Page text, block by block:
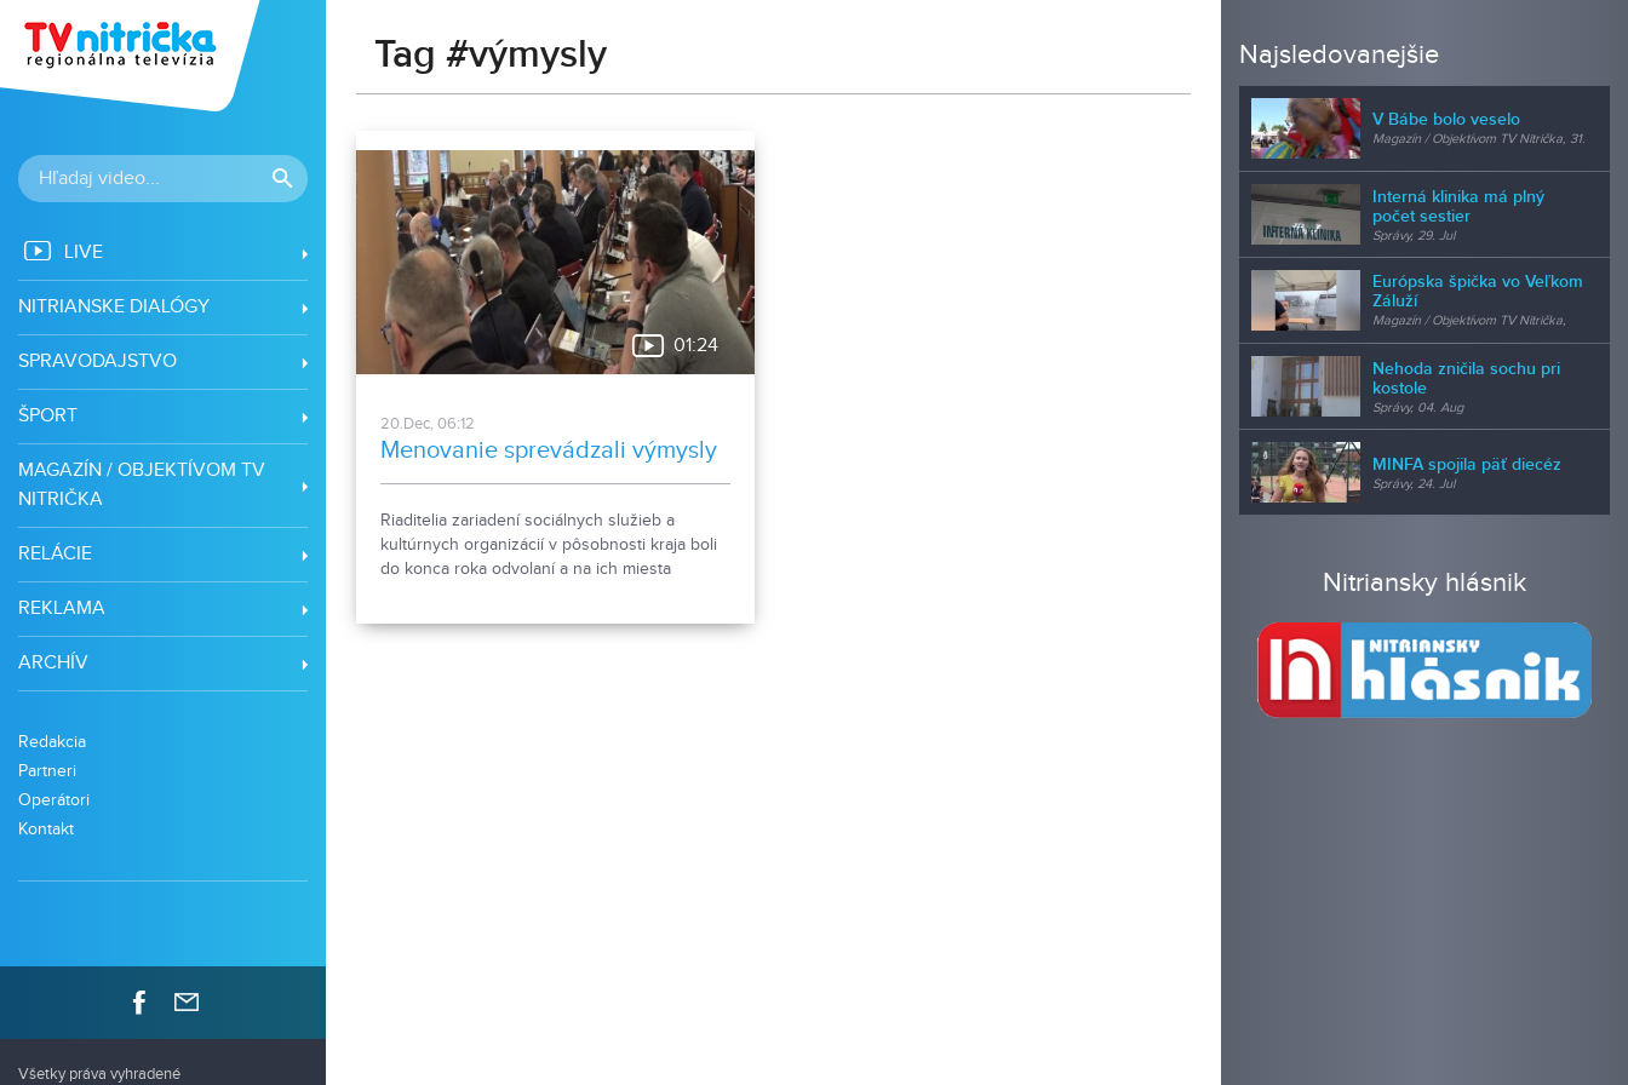
LIVE
NITRIANSKE DIALÓGY
SPRAVODAJSTVO
ŠPORT
MAGAZÍN / OBJEKTÍVOM TV
NITRIČKA
RELÁCIE
REKLAMA
ARCHÍV
Redakcia
Partneri
Operátori
Kontakt
Všetky práva vyhradené
Tag #výmysly
01:24
20.Dec, 06:12
Menovanie sprevádzali výmysly
Riaditelia zariadení sociálnych služieb a
kultúrnych organizácií v pôsobnosti kraja boli
do konca roka odvolaní a na ich miesta
Najsledovanejšie
V Bábe bolo veselo
Magazín / Objektívom TV Nitrička, 31.
Interná klinika má plný
počet sestier
Správy, 29. Jul
Európska špička vo Veľkom
Záluží
Magazín / Objektívom TV Nitrička,
Nehoda zničila sochu pri
kostole
Správy, 04. Aug
MINFA spojila päť diecéz
Správy, 24. Jul
Nitriansky hlásnik